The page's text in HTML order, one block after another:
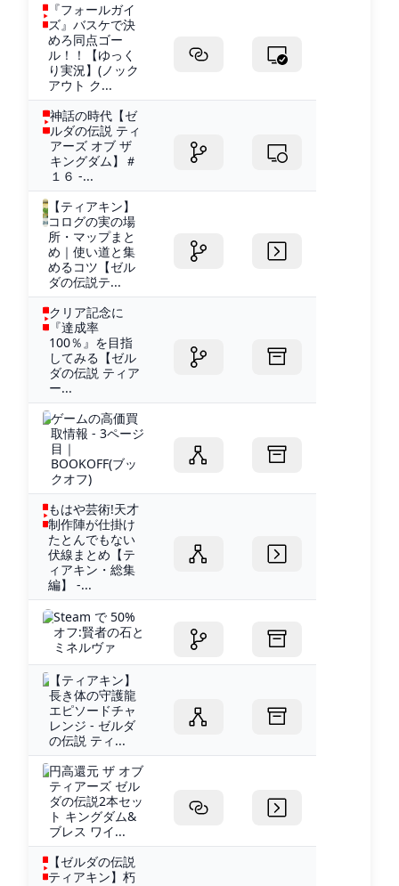
『フォールガイ
ズ』バスケで決
めろ同点ゴー
ル！！【ゆっく
り実況】(ノック
アウト ク...
神話の時代【ゼ
ルダの伝説 ティ
アーズ オブ ザ
キングダム】＃
１６ -...
【ティアキン】
コログの実の場
所・マップまと
め｜使い道と集
めるコツ【ゼル
ダの伝説テ...
クリア記念に
『達成率
100％』を目指
してみる【ゼル
ダの伝説 ティア
ー...
ゲームの高価買
取情報 - 3ページ
目｜
BOOKOFF(ブッ
クオフ)
もはや芸術!天才
制作陣が仕掛け
たとんでもない
伏線まとめ【テ
ィアキン・総集
編】 -...
Steam で 50%
オフ:賢者の石と
ミネルヴァ
【ティアキン】
長き体の守護龍
エピソードチャ
レンジ - ゼルダ
の伝説 ティ...
円高還元 ザ オブ
ティアーズ ゼル
ダの伝説2本セッ
ト キングダム&
ブレス ワイ...
【ゼルダの伝説
ティアキン】朽